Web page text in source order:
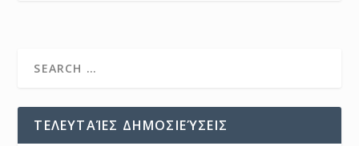
ΤΕΛΕΥΤΑΊΕΣ ΔΗΜΟΣΙΕΎΣΕΙΣ